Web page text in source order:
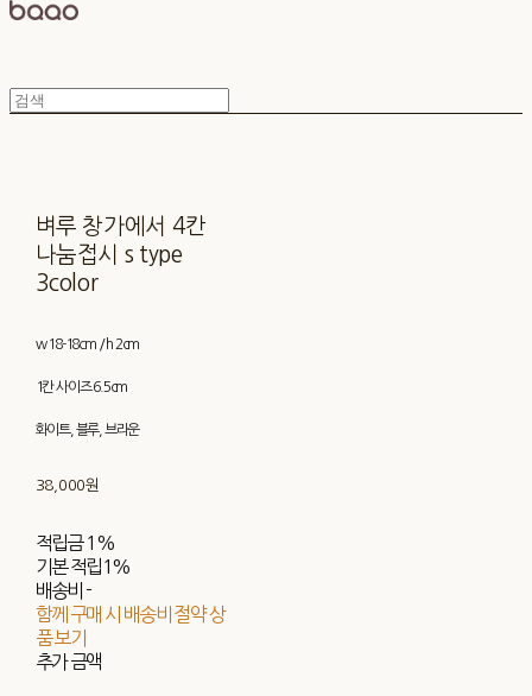
벼루 창가에서 4칸
나눔접시 s type
3color
w 18-18cm / h 2cm
1칸 사이즈 6.5cm
화이트, 블루, 브라운
38,000원
적립금 1%
기본 적립1%
배송비-
함께 구매 시 배송비 절약 상
품 보기
추가 금액